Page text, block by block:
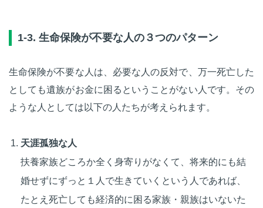
1-3. 生命保険が不要な人の３つのパターン
生命保険が不要な人は、必要な人の反対で、万一死亡した
としても遺族がお金に困るということがない人です。その
ような人としては以下の人たちが考えられます。
天涯孤独な人
扶養家族どころか全く身寄りがなくて、将来的にも結
婚せずにずっと１人で生きていくという人であれば、
たとえ死亡しても経済的に困る家族・親族はいないた